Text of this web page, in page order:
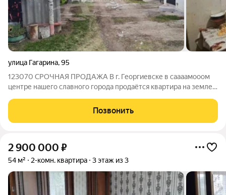
улица Гагарина,95
123070 СРОЧНАЯ ПРОДАЖА В г. Георгиевске в саааамооом
центре нашего славного города продаётся квартира на земле! .
комнаты, кухня, коридор, сан/узел. Сан/узел с ванной
комнатой и кухней
Позвонить
2 900 000 ₽
54 м² 2-комн. квартира 3 этаж из 3